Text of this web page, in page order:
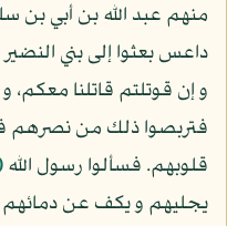
منهم عبد الله بن أبي بن
داعس بعثوا إلى بني النضير
و إن قوتلتم قاتلنا
فتربصوا ذلك من نصرهم
قلوبهم. فسألوا رسول الله
يجليهم و يكف عن